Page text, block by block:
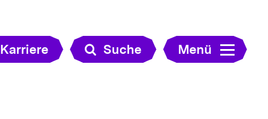
Karriere Suche Menü